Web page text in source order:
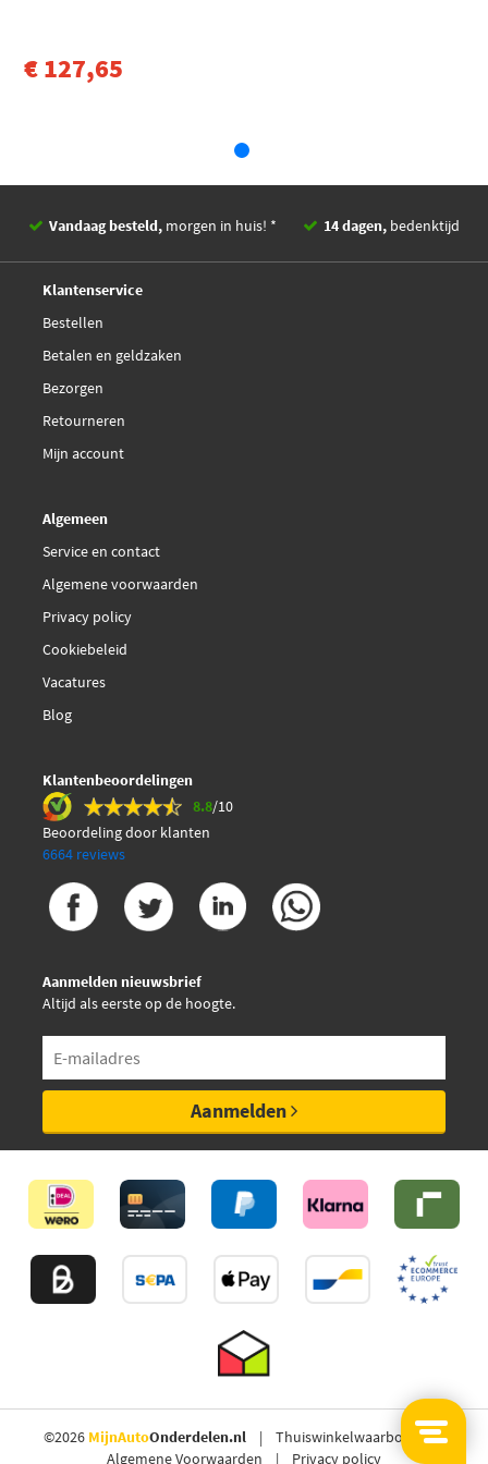
€ 127,65
Vandaag besteld, morgen in huis! * 14 dagen, bedenktijd
Klantenservice
Bestellen
Betalen en geldzaken
Bezorgen
Retourneren
Mijn account
Algemeen
Service en contact
Algemene voorwaarden
Privacy policy
Cookiebeleid
Vacatures
Blog
Klantenbeoordelingen
8.8/10
Beoordeling door klanten
6664 reviews
Aanmelden nieuwsbrief
Altijd als eerste op de hoogte.
Aanmelden
©2026 MijnAutoOnderdelen.nl
Thuiswinkelwaarborg
Algemene Voorwaarden
Privacy policy